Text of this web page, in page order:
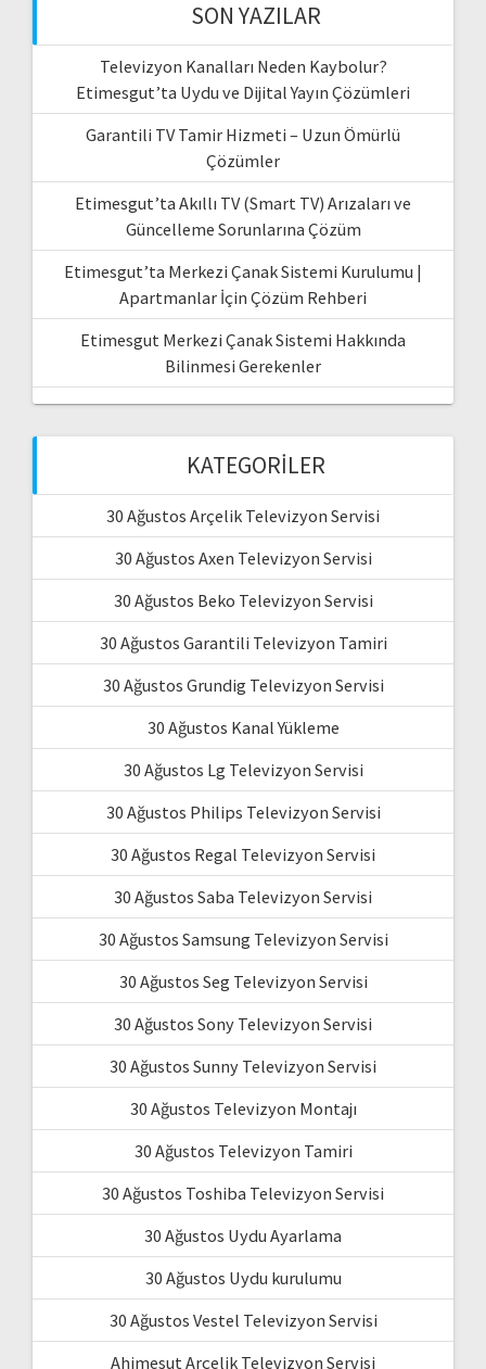
SON YAZILAR
Televizyon Kanalları Neden Kaybolur?
Etimesgut’ta Uydu ve Dijital Yayın Çözümleri
Garantili TV Tamir Hizmeti – Uzun Ömürlü
Çözümler
Etimesgut’ta Akıllı TV (Smart TV) Arızaları ve
Güncelleme Sorunlarına Çözüm
Etimesgut’ta Merkezi Çanak Sistemi Kurulumu |
Apartmanlar İçin Çözüm Rehberi
Etimesgut Merkezi Çanak Sistemi Hakkında
Bilinmesi Gerekenler
KATEGORILER
30 Ağustos Arçelik Televizyon Servisi
30 Ağustos Axen Televizyon Servisi
30 Ağustos Beko Televizyon Servisi
30 Ağustos Garantili Televizyon Tamiri
30 Ağustos Grundig Televizyon Servisi
30 Ağustos Kanal Yükleme
30 Ağustos Lg Televizyon Servisi
30 Ağustos Philips Televizyon Servisi
30 Ağustos Regal Televizyon Servisi
30 Ağustos Saba Televizyon Servisi
30 Ağustos Samsung Televizyon Servisi
30 Ağustos Seg Televizyon Servisi
30 Ağustos Sony Televizyon Servisi
30 Ağustos Sunny Televizyon Servisi
30 Ağustos Televizyon Montajı
30 Ağustos Televizyon Tamiri
30 Ağustos Toshiba Televizyon Servisi
30 Ağustos Uydu Ayarlama
30 Ağustos Uydu kurulumu
30 Ağustos Vestel Televizyon Servisi
Ahimesut Arçelik Televizyon Servisi